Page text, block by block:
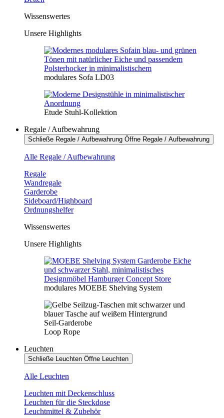
Wissenswertes
Unsere Highlights
modulares Sofa LD03
Etude Stuhl-Kollektion
Regale / Aufbewahrung
Schließe Regale / Aufbewahrung Öffne Regale / Aufbewahrung
Alle Regale / Aufbewahrung
Regale
Wandregale
Garderobe
Sideboard/Highboard
Ordnungshelfer
Wissenswertes
Unsere Highlights
modulares MOEBE Shelving System
Seil-Garderobe
Loop Rope
Leuchten
Schließe Leuchten Öffne Leuchten
Alle Leuchten
Leuchten mit Deckenschluss
Leuchten für die Steckdose
Leuchtmittel & Zubehör